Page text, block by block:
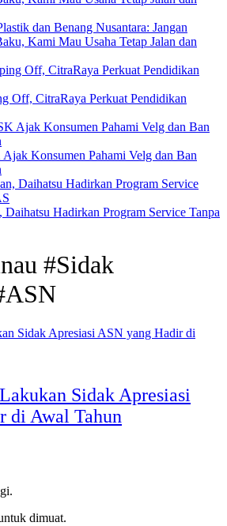
dan Benang Nusantara: Jangan
Kami Mau Usaha Tetap Jalan dan
Off, CitraRaya Perkuat Pendidikan
Konsumen Pahami Velg dan Ban
Daihatsu Hadirkan Program Service Tanpa
#Sidak
Sidak Apresiasi
di Awal Tahun
dimuat.